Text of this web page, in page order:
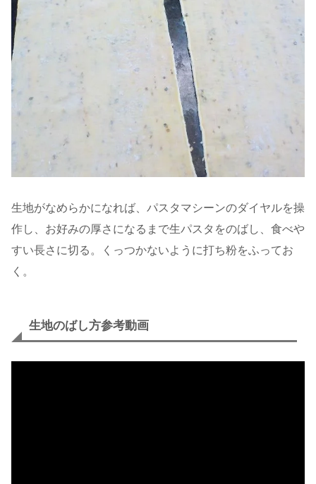
生地がなめらかになれば、パスタマシーンのダイヤルを操
作し、お好みの厚さになるまで生パスタをのばし、食べや
すい長さに切る。くっつかないように打ち粉をふってお
く。
生地のばし方参考動画